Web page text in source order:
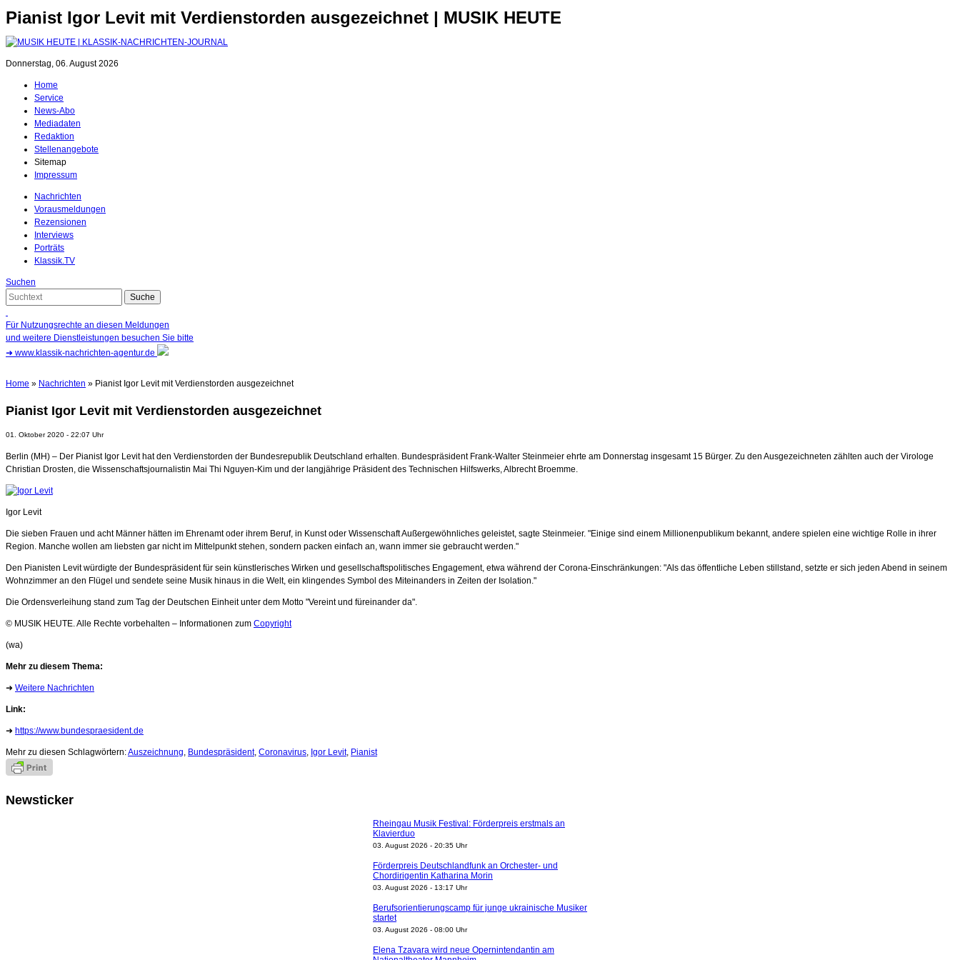
Pianist Igor Levit mit Verdienstorden ausgezeichnet | MUSIK HEUTE
Donnerstag, 06. August 2026
Home
Service
News-Abo
Mediadaten
Redaktion
Stellenangebote
Sitemap
Impressum
Nachrichten
Vorausmeldungen
Rezensionen
Interviews
Porträts
Klassik.TV
Suchen
Für Nutzungsrechte an diesen Meldungen
und weitere Dienstleistungen besuchen Sie bitte
➜ www.klassik-nachrichten-agentur.de
Home » Nachrichten » Pianist Igor Levit mit Verdienstorden ausgezeichnet
Pianist Igor Levit mit Verdienstorden ausgezeichnet
01. Oktober 2020 - 22:07 Uhr
Berlin (MH) – Der Pianist Igor Levit hat den Verdienstorden der Bundesrepublik Deutschland erhalten. Bundespräsident Frank-Walter Steinmeier ehrte am Donnerstag insgesamt 15 Bürger. Zu den Ausgezeichneten zählten auch der Virologe
Christian Drosten, die Wissenschaftsjournalistin Mai Thi Nguyen-Kim und der langjährige Präsident des Technischen Hilfswerks, Albrecht Broemme.
Igor Levit
Die sieben Frauen und acht Männer hätten im Ehrenamt oder ihrem Beruf, in Kunst oder Wissenschaft Außergewöhnliches geleistet, sagte Steinmeier. "Einige sind einem Millionenpublikum bekannt, andere spielen eine wichtige Rolle in ihrer
Region. Manche wollen am liebsten gar nicht im Mittelpunkt stehen, sondern packen einfach an, wann immer sie gebraucht werden."
Den Pianisten Levit würdigte der Bundespräsident für sein künstlerisches Wirken und gesellschaftspolitisches Engagement, etwa während der Corona-Einschränkungen: "Als das öffentliche Leben stillstand, setzte er sich jeden Abend in seinem
Wohnzimmer an den Flügel und sendete seine Musik hinaus in die Welt, ein klingendes Symbol des Miteinanders in Zeiten der Isolation."
Die Ordensverleihung stand zum Tag der Deutschen Einheit unter dem Motto "Vereint und füreinander da".
© MUSIK HEUTE. Alle Rechte vorbehalten – Informationen zum Copyright
(wa)
Mehr zu diesem Thema:
➜ Weitere Nachrichten
Link:
➜ https://www.bundespraesident.de
Mehr zu diesen Schlagwörtern:Auszeichnung, Bundespräsident, Coronavirus, Igor Levit, Pianist
Newsticker
Rheingau Musik Festival: Förderpreis erstmals an
Klavierduo
03. August 2026 - 20:35 Uhr
Förderpreis Deutschlandfunk an Orchester- und
Chordirigentin Katharina Morin
03. August 2026 - 13:17 Uhr
Berufsorientierungscamp für junge ukrainische Musiker
startet
03. August 2026 - 08:00 Uhr
Elena Tzavara wird neue Opernintendantin am